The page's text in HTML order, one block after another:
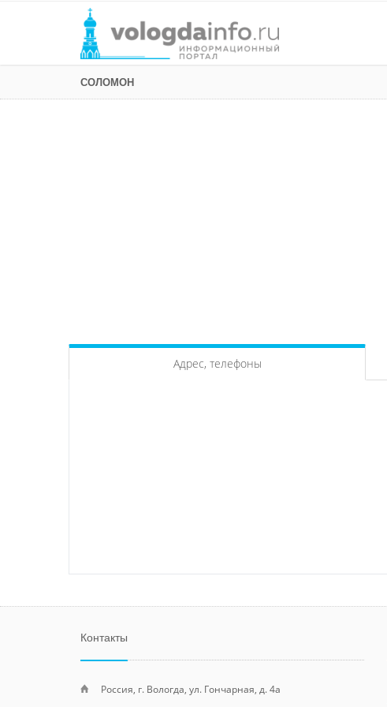
СОЛОМОН
Адрес, телефоны
Контакты
Россия, г. Вологда, ул. Гончарная, д. 4а